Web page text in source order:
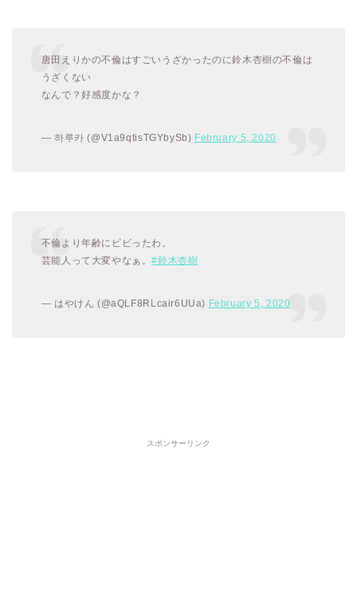
唐田えりかの不倫はすごいうざかったのに鈴木杏樹の不倫は
うざくない
なんで？好感度かな？
— 하루카 (@V1a9qtisTGYbySb) February 5, 2020
不倫より年齢にビビったわ。
芸能人って大変やなぁ。#鈴木杏樹
— はやけん (@aQLF8RLcair6UUa) February 5, 2020
スポンサーリンク